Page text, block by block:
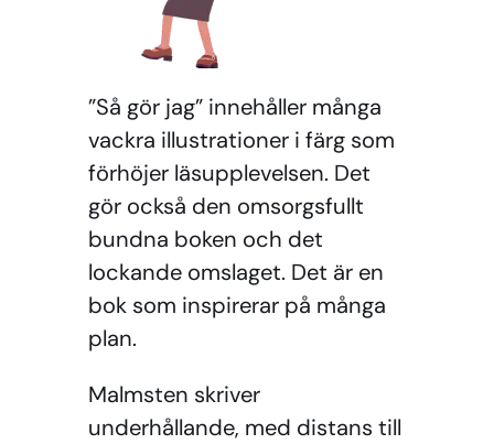
”Så gör jag” innehåller många
vackra illustrationer i färg som
förhöjer läsupplevelsen. Det
gör också den omsorgsfullt
bundna boken och det
lockande omslaget. Det är en
bok som inspirerar på många
plan.
Malmsten skriver
underhållande, med distans till